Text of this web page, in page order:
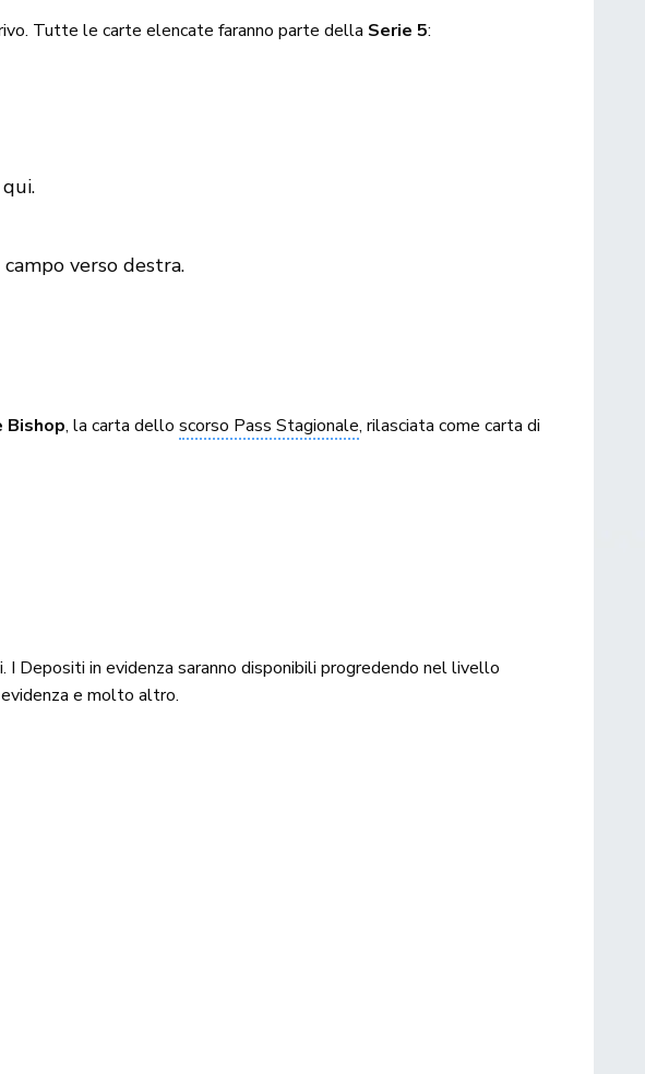
Tutte le carte elencate faranno parte della Serie 5:
verso destra.
Bishop, la carta delloscorso Pass Stagionale, rilasciata come carta di
Depositi in evidenza saranno disponibili progredendo nel livello
e molto altro.